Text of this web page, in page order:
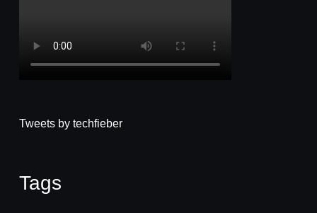
Tweets by techfieber
Tags